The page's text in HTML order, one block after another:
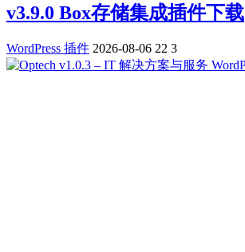
v3.9.0 Box存储集成插件下载
WordPress 插件 2026-08-06 22 3